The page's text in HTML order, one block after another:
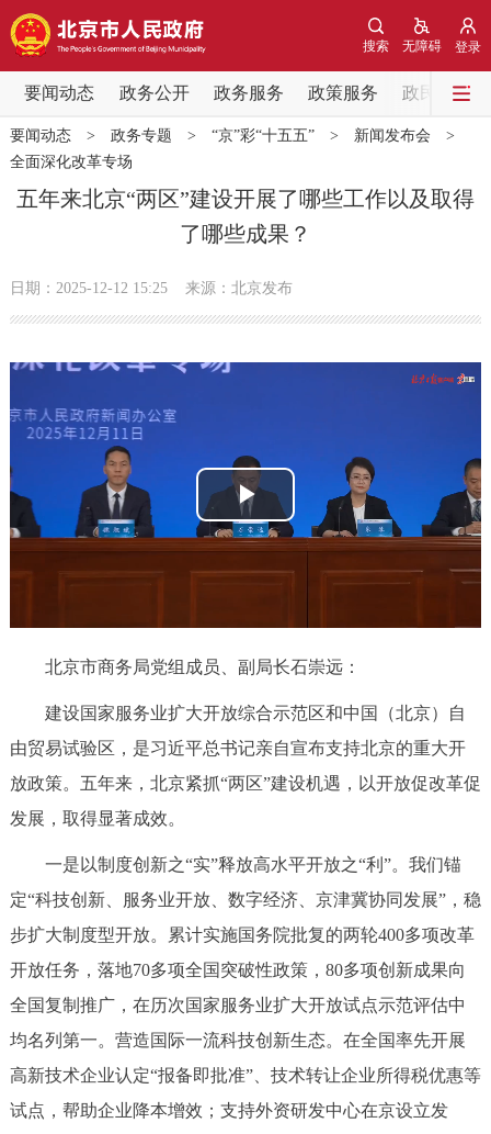
登录
无障碍
搜索
要闻动态 政务公开 政务服务 政策服务 政民互动
要闻动态
党中央精神 国务院信息 中央部委动态
北京要闻 会议信息 部门动态
政策服务
政策兑现 政策解读
决策公开 专题公开
政务服务
个人服务 法人服务 部门服务
中介服务 阳光政务
政民互动
12345网上接诉即办 我要咨询 我要建议
参与调查 在线访谈 图说互动
走进北京
北京概况 十六区概览 人文北京
绿色北京 图说北京 视频北京
要闻动态> 政务专题 > “京”彩“十五五”> 新闻发布会 >
全面深化改革专场
五年来北京“两区”建设开展了哪些工作以及取得
了哪些成果？
日期：2025-12-12 15:25 来源：北京发布
播
放
视
频
北京市商务局党组成员、副局长石崇远：
建设国家服务业扩大开放综合示范区和中国（北京）自
由贸易试验区，是习近平总书记亲自宣布支持北京的重大开
放政策。五年来，北京紧抓“两区”建设机遇，以开放促改革促
发展，取得显著成效。
一是以制度创新之“实”释放高水平开放之“利”。我们锚
定“科技创新、服务业开放、数字经济、京津冀协同发展”，稳
步扩大制度型开放。累计实施国务院批复的两轮400多项改革
开放任务，落地70多项全国突破性政策，80多项创新成果向
全国复制推广，在历次国家服务业扩大开放试点示范评估中
均名列第一。营造国际一流科技创新生态。在全国率先开展
高新技术企业认定“报备即批准”、技术转让企业所得税优惠等
试点，帮助企业降本增效；支持外资研发中心在京设立发